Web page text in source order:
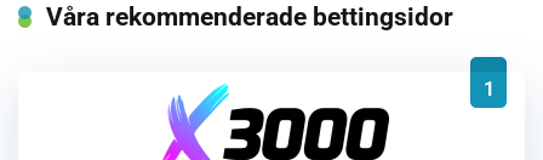
Våra rekommenderade bettingsidor
1